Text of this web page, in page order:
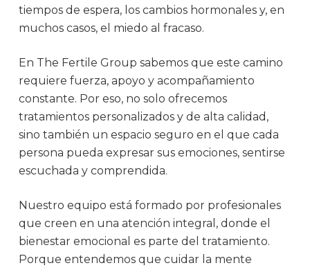
tiempos de espera, los cambios hormonales y, en
muchos casos, el miedo al fracaso.
En The Fertile Group sabemos que este camino
requiere fuerza, apoyo y acompañamiento
constante. Por eso, no solo ofrecemos
tratamientos personalizados y de alta calidad,
sino también un espacio seguro en el que cada
persona pueda expresar sus emociones, sentirse
escuchada y comprendida.
Nuestro equipo está formado por profesionales
que creen en una atención integral, donde el
bienestar emocional es parte del tratamiento.
Porque entendemos que cuidar la mente